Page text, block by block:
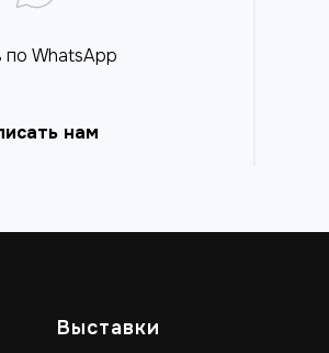
по WhatsApp
нам
Выставки